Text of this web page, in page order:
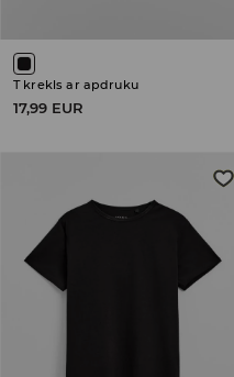
T krekls ar apdruku
17,99 EUR